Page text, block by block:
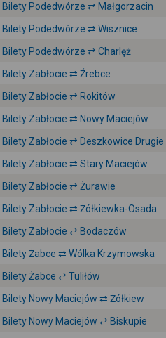
Bilety Podedwórze ⇄ Małgorzacin
Bilety Podedwórze ⇄ Wisznice
Bilety Podedwórze ⇄ Charlęż
Bilety Zabłocie ⇄ Źrebce
Bilety Zabłocie ⇄ Rokitów
Bilety Zabłocie ⇄ Nowy Maciejów
Bilety Zabłocie ⇄ Deszkowice Drugie
Bilety Zabłocie ⇄ Stary Maciejów
Bilety Zabłocie ⇄ Żurawie
Bilety Zabłocie ⇄ Żółkiewka-Osada
Bilety Zabłocie ⇄ Bodaczów
Bilety Żabce ⇄ Wólka Krzymowska
Bilety Żabce ⇄ Tuliłów
Bilety Nowy Maciejów ⇄ Żółkiew
Bilety Nowy Maciejów ⇄ Biskupie